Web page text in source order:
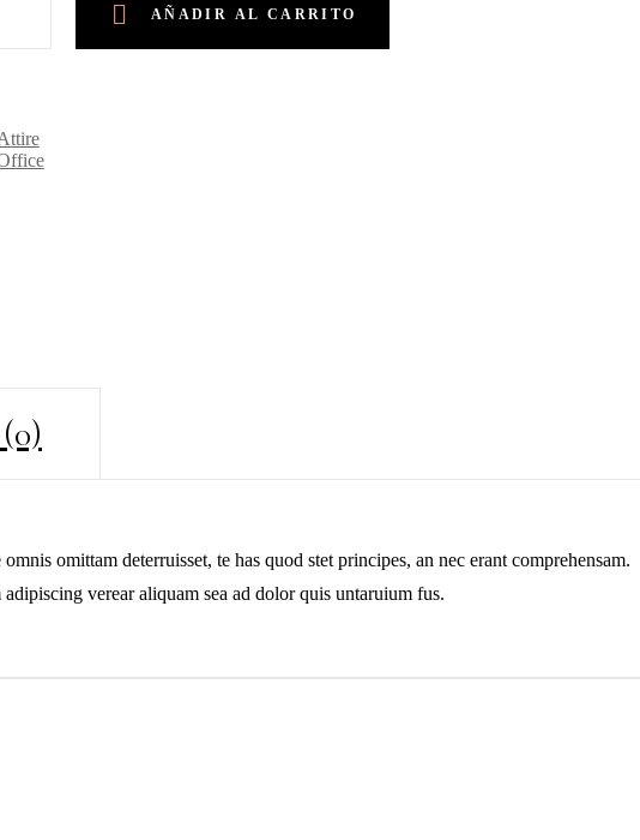
AÑADIR AL CARRITO
omittam deterruisset, te has quod stet principes, an nec erant comprehensam.
verear aliquam sea ad dolor quis untaruium fus.